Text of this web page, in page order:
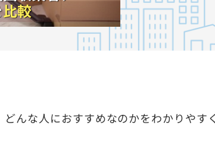
んな人におすすめなのかをわかりやす